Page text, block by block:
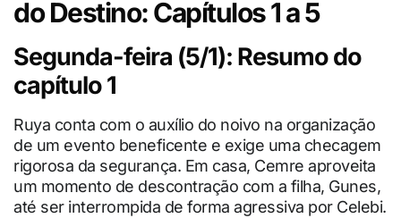
do Destino: Capítulos 1 a 5
Segunda-feira (5/1): Resumo do
capítulo 1
Ruya conta com o auxílio do noivo na organização
de um evento beneficente e exige uma checagem
rigorosa da segurança. Em casa, Cemre aproveita
um momento de descontração com a filha, Gunes,
até ser interrompida de forma agressiva por Celebi.